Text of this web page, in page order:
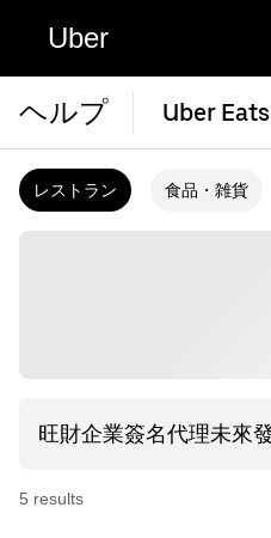
Uber
ヘルプ Uber Eats
レストラン 食品・雑貨
5 results